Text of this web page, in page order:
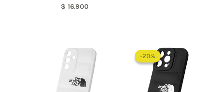
$ 16.900
-20%
-20%
precio
original
era:
$ 60.000.